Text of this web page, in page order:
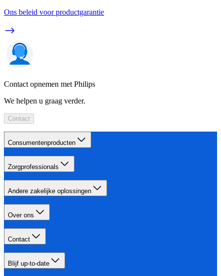
Ons beleid voor productgarantie
Contact opnemen met Philips
We helpen u graag verder.
Contact
Consumentenproducten
Zorgprofessionals
Andere zakelijke oplossingen
Over ons
Contact
Blijf up-to-date